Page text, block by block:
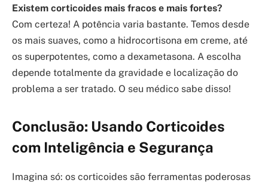
Existem corticoides mais fracos e mais fortes?
Com certeza! A potência varia bastante. Temos desde
os mais suaves, como a hidrocortisona em creme, até
os superpotentes, como a dexametasona. A escolha
depende totalmente da gravidade e localização do
problema a ser tratado. O seu médico sabe disso!
Conclusão: Usando Corticoides
com Inteligência e Segurança
Imagina só: os corticoides são ferramentas poderosas